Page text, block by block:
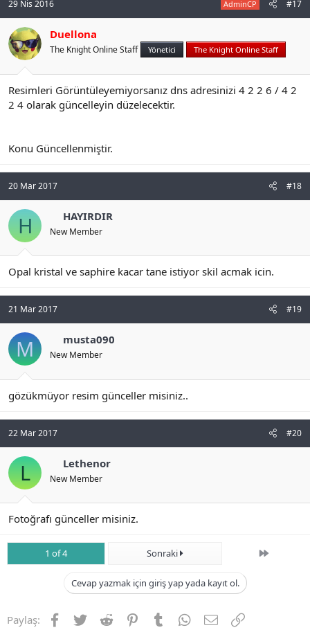
29 Nis 2016 AdminCP #17
Duellona
The Knight Online Staff Yönetici The Knight Online Staff
Resimleri Görüntüleyemiyorsanız dns adresinizi 4 2 2 6 / 4 2
2 4 olarak güncelleyin düzelecektir.
Konu Güncellenmiştir.
20 Mar 2017 #18
H HAYIRDIR
New Member
Opal kristal ve saphire kacar tane istiyor skil acmak icin.
21 Mar 2017 #19
M musta090
New Member
gözükmüyor resim günceller misiniz..
22 Mar 2017 #20
L Lethenor
New Member
Fotoğrafı günceller misiniz.
1 of 4 Sonraki Son
Cevap yazmak için giriş yap yada kayıt ol.
Paylaş: Facebook
TwitterReddit PinterestTumblrWhatsApp
E-postaLink